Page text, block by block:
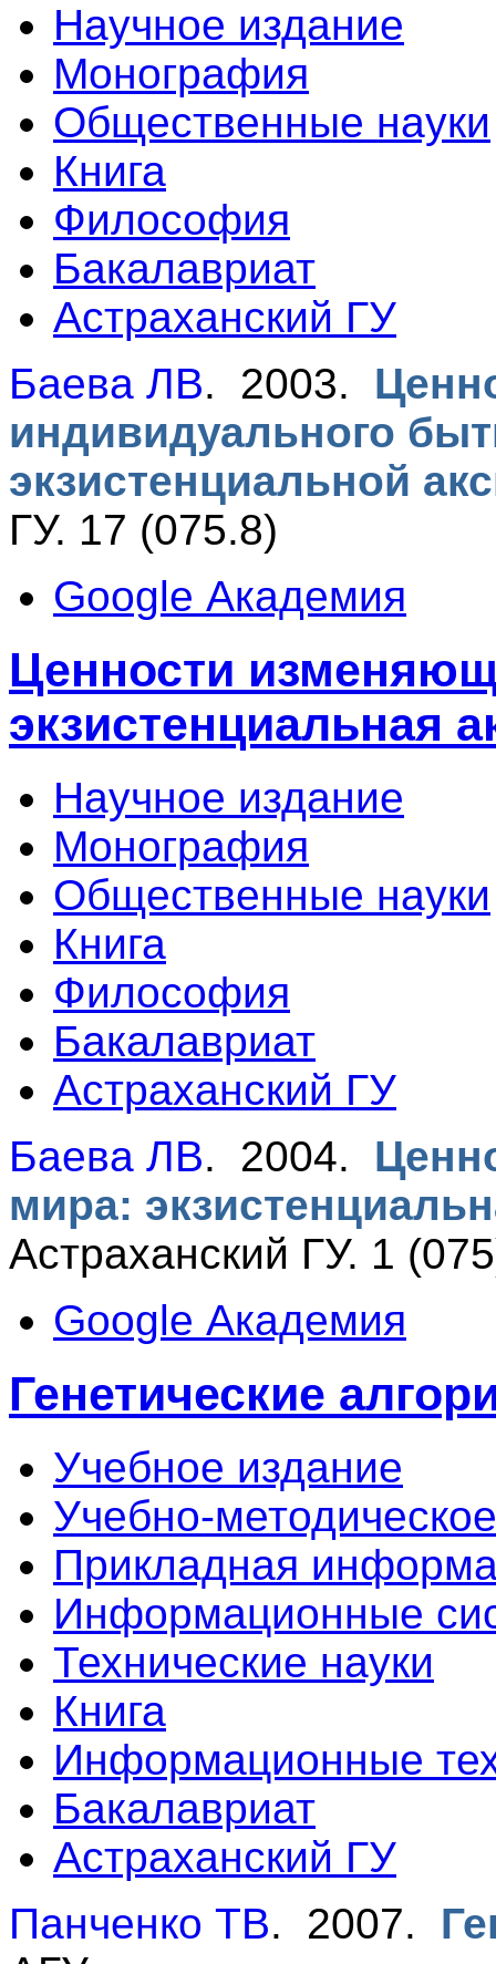
Научное издание
Монография
Общественные науки
Книга
Философия
Бакалавриат
Астраханский ГУ
Баева ЛВ. 2003.
индивидуального
экзистенциальной
ГУ. 17 (075.8)
Google Академия
Ценности
экзистенциальная
Научное издание
Монография
Общественные науки
Книга
Философия
Бакалавриат
Астраханский ГУ
Баева ЛВ. 2004.
мира:
Астраханский ГУ. 1
Google Академия
Генетические
Учебное издание
Учебно-
Прикладная
Информационные
Технические науки
Книга
Информационные
Бакалавриат
Астраханский ГУ
Панченко ТВ. 2007.